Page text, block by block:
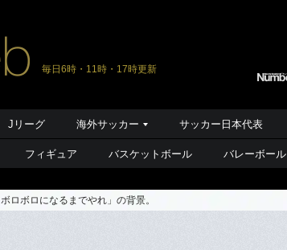
毎日6時・11時・17時更新
Jリーグ 海外サッカー サッカー日本代表
フィギュア バスケットボール バレーボール
ロボロになるまでやれ」の背景。